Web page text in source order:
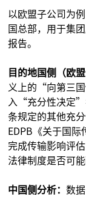
以欧盟子公司为
国总部，用于集
报告。
目的地国侧（欧盟
义上的“向第三
入“充分性决定”
条规定的其他充
EDPB《关于国
完成传输影响评
法律制度是否可
中国侧分析：数